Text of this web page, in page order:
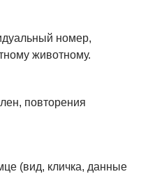
номер,
животному.
повторения
(вид, кличка, данные